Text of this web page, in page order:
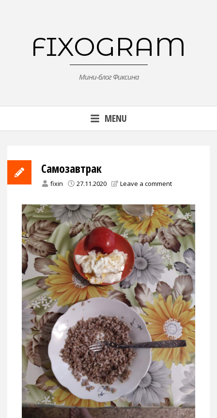
FIXOGRAM
Мини-блог Фиксина
MENU
Самозавтрак
fixin 27.11.2020 Leave a comment